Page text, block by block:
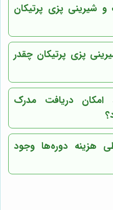
شیرینی پزی پرتیکان
پزی پرتیکان چقدر
امکان دریافت مدرک
هزینه دوره‌ها وجود